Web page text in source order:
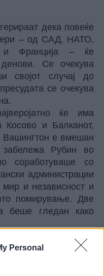
Personal
дека повеќе
– од САД, НАТО,
и Франција – ќе
Се очекува
својот случај до
се очекува
ќе има
Косово и Балканот,
Вашингтон е вмешан
Рубин во
соработуваше со
администрации
и независност и
помирување. Две
беше гледан како
(ЕУ), а главниот
судија во случајот